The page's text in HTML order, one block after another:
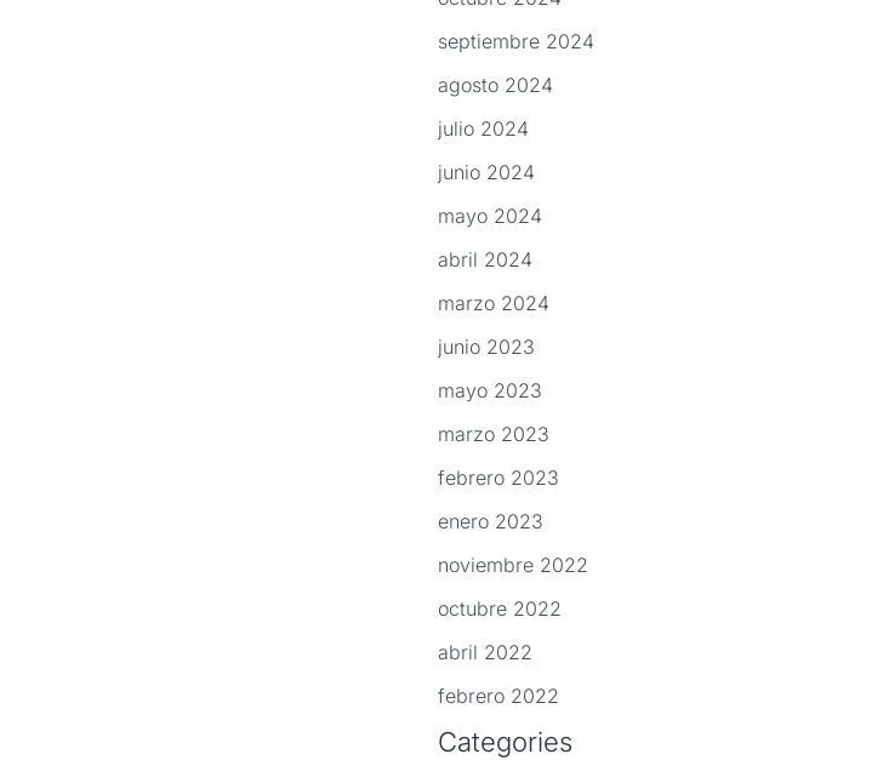
septiembre 2024
agosto 2024
julio 2024
junio 2024
mayo 2024
abril 2024
marzo 2024
junio 2023
mayo 2023
marzo 2023
febrero 2023
enero 2023
noviembre 2022
octubre 2022
abril 2022
febrero 2022
Categories